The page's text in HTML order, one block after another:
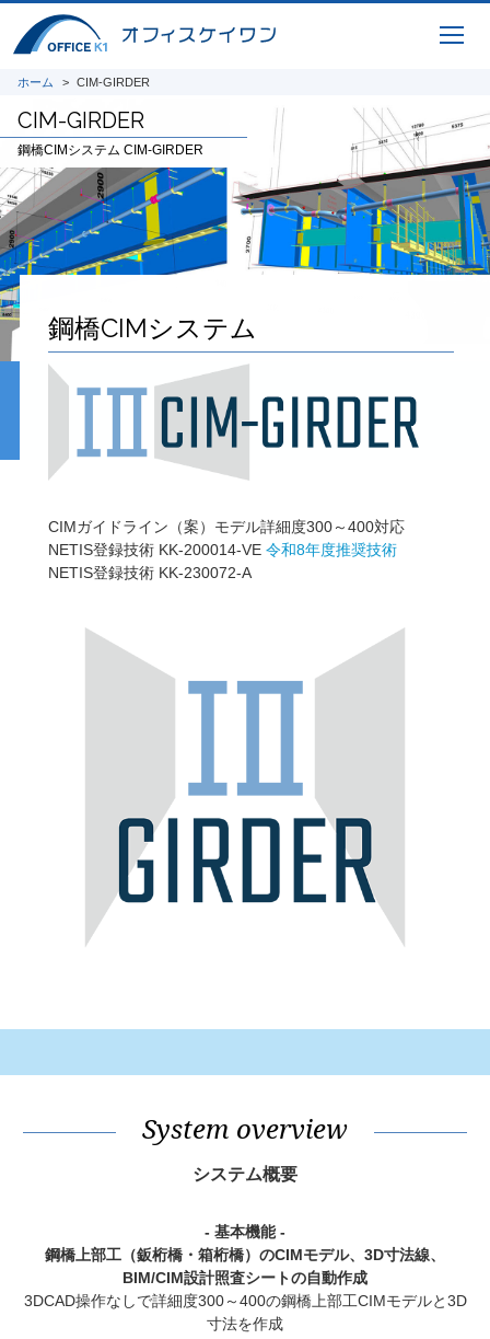
ホーム CIM-GIRDER
CIM-GIRDER
鋼橋CIMシステム CIM-GIRDER
鋼橋CIMシステム
CIMガイドライン（案）モデル詳細度300～400対応
NETIS登録技術 KK-200014-VE令和8年度推奨技術
NETIS登録技術 KK-230072-A
System overview
システム概要
- 基本機能 -
鋼橋上部工（鈑桁橋・箱桁橋）のCIMモデル、3D寸法線、
BIM/CIM設計照査シートの自動作成
3DCAD操作なしで詳細度300～400の鋼橋上部工CIMモデルと3D
寸法を作成